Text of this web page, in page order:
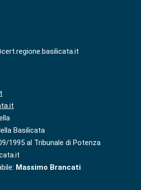
Basilicata
1995 al Tribunale di Potenza
Massimo Brancati